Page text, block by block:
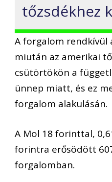
tőzsdékhez
A forgalom rendkívül
miután az amerikai
csütörtökön a
ünnep miatt, és ez
forgalom alakulásán.
A Mol 18 forinttal,
forintra erősödött
forgalomban.